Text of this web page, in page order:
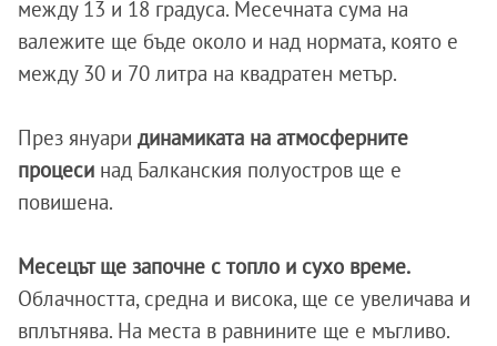
между 13 и 18 градуса. Месечната сума на
валежите ще бъде около и над нормата, която е
между 30 и 70 литра на квадратен метър.
През януари динамиката на атмосферните
процеси над Балканския полуостров ще е
повишена.
Месецът ще започне с топло и сухо време.
Облачността, средна и висока, ще се увеличава и
вплътнява. На места в равнините ще е мъгливо.